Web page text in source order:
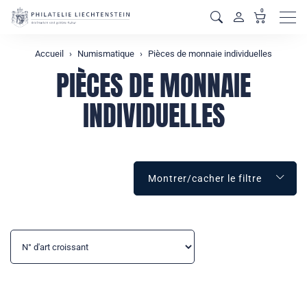
0
Accueil Numismatique Pièces de monnaie individuelles
PIÈCES DE MONNAIE
INDIVIDUELLES
Montrer/cacher le filtre